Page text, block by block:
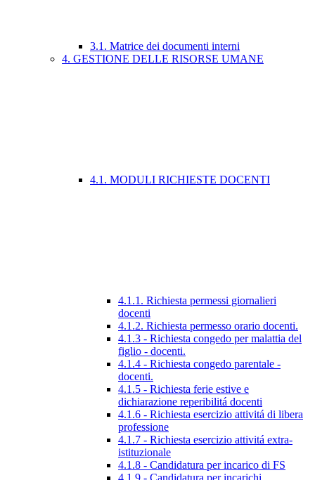
3.1. Matrice dei documenti interni
4. GESTIONE DELLE RISORSE UMANE
4.1. MODULI RICHIESTE DOCENTI
4.1.1. Richiesta permessi giornalieri
docenti
4.1.2. Richiesta permesso orario docenti.
4.1.3 - Richiesta congedo per malattia del
figlio - docenti.
4.1.4 - Richiesta congedo parentale -
docenti.
4.1.5 - Richiesta ferie estive e
dichiarazione reperibilitá docenti
4.1.6 - Richiesta esercizio attivitá di libera
professione
4.1.7 - Richiesta esercizio attivitá extra-
istituzionale
4.1.8 - Candidatura per incarico di FS